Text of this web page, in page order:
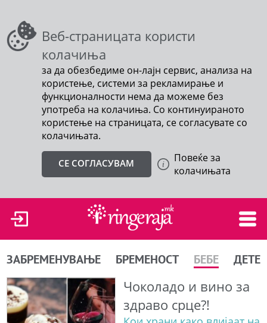
Веб-страницата користи
колачиња
за да обезбедиме он-лајн сервис, анализа на
користење, системи за рекламирање и
функционалности нема да можеме без
употреба на колачиња. Со континуираното
користење на страницата, се согласувате со
колачињата.
СЕ СОГЛАСУВАМ
Повеќе за
колачињата
ЗАБРЕМЕНУВАЊЕ БРЕМЕНОСТ БЕБЕ ДЕТЕ
Чоколадо и вино за
здраво срце?!